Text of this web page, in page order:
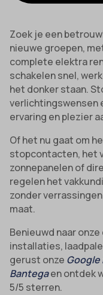
Zoek je een
nieuwe groepen,
complete elektra
schakelen snel,
het donker staan.
verlichtingswensen
ervaring en plezier
Of het nu gaat om
stopcontacten, het
zonnepanelen of
regelen het
zonder
maat.
Benieuwd naar
installaties,
gerust onze
Bantegaen ontdek
5/5 sterren.